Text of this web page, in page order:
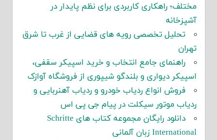
مختلف؛ راهکاری کاربردی برای نظم پایدار در
آشپزخانه
تحلیل تخصصی رویه های قضایی از غرب تا شرق
تهران
راهنمای جامع انتخاب و خرید اسپیکر سقفی،
اسپیکر دیواری و بلندگو شیپوری از فروشگاه آوازک
فروش انواع ردیاب خودرو و ردیاب آهنربایی و
ردیاب موتور سیکلت در پیام جی پی اس
دانلود رایگان مجموعه کتاب های Schritte
International زبان آلمانی